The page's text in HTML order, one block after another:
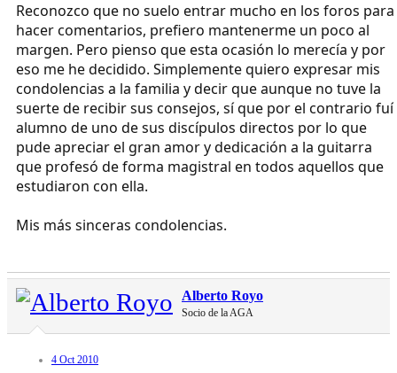
Reconozco que no suelo entrar mucho en los foros para
hacer comentarios, prefiero mantenerme un poco al
margen. Pero pienso que esta ocasión lo merecía y por
eso me he decidido. Simplemente quiero expresar mis
condolencias a la familia y decir que aunque no tuve la
suerte de recibir sus consejos, sí que por el contrario fuí
alumno de uno de sus discípulos directos por lo que
pude apreciar el gran amor y dedicación a la guitarra
que profesó de forma magistral en todos aquellos que
estudiaron con ella.
Mis más sinceras condolencias.
Alberto Royo
Socio de la AGA
4 Oct 2010